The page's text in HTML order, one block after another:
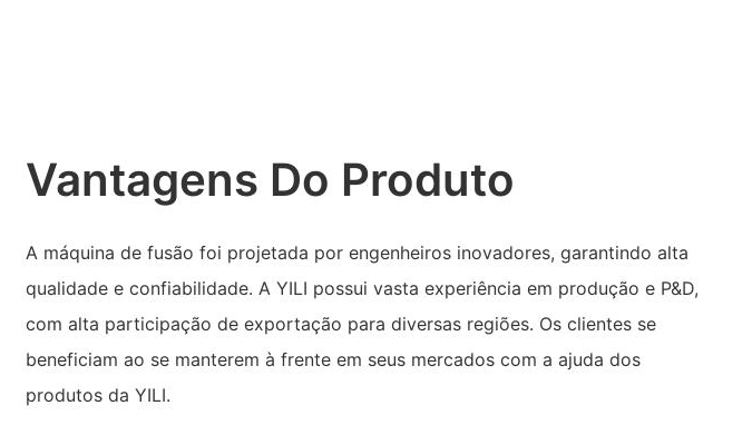
Vantagens Do Produto
A máquina de fusão foi projetada por engenheiros inovadores, garantindo alta
qualidade e confiabilidade. A YILI possui vasta experiência em produção e P&D,
com alta participação de exportação para diversas regiões. Os clientes se
beneficiam ao se manterem à frente em seus mercados com a ajuda dos
produtos da YILI.